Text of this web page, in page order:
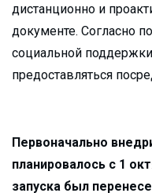
дистанционно и
документе. Согласно
социальной поддержки
предоставляться
Первоначально
планировалось с 1
запуска был